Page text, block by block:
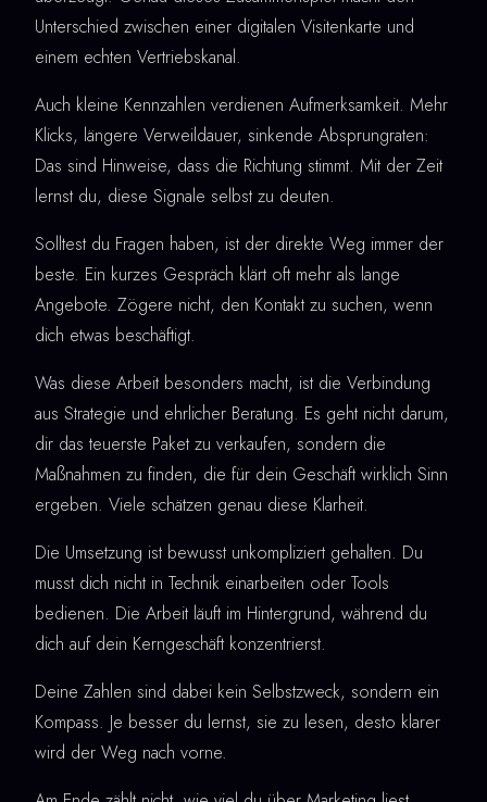
Unterschied zwischen einer digitalen Visitenkarte und
einem echten Vertriebskanal.
Auch kleine Kennzahlen verdienen Aufmerksamkeit. Mehr
Klicks, längere Verweildauer, sinkende Absprungraten:
Das sind Hinweise, dass die Richtung stimmt. Mit der Zeit
lernst du, diese Signale selbst zu deuten.
Solltest du Fragen haben, ist der direkte Weg immer der
beste. Ein kurzes Gespräch klärt oft mehr als lange
Angebote. Zögere nicht, den Kontakt zu suchen, wenn
dich etwas beschäftigt.
Was diese Arbeit besonders macht, ist die Verbindung
aus Strategie und ehrlicher Beratung. Es geht nicht darum,
dir das teuerste Paket zu verkaufen, sondern die
Maßnahmen zu finden, die für dein Geschäft wirklich Sinn
ergeben. Viele schätzen genau diese Klarheit.
Die Umsetzung ist bewusst unkompliziert gehalten. Du
musst dich nicht in Technik einarbeiten oder Tools
bedienen. Die Arbeit läuft im Hintergrund, während du
dich auf dein Kerngeschäft konzentrierst.
Deine Zahlen sind dabei kein Selbstzweck, sondern ein
Kompass. Je besser du lernst, sie zu lesen, desto klarer
wird der Weg nach vorne.